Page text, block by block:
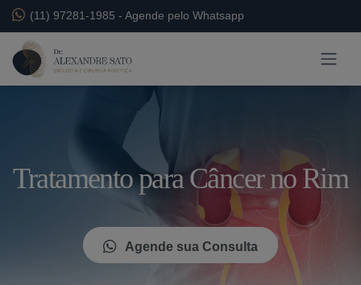
(11) 97281-1985 - Agende pelo Whatsapp
Tratamento para Câncer no Rim
Agende sua Consulta